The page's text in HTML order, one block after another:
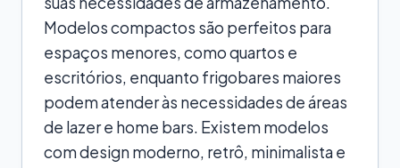
Modelos compactos são perfeitos para
espaços menores, como quartos e
escritórios, enquanto frigobares maiores
podem atender às necessidades de áreas
de lazer e home bars. Existem modelos
com design moderno, retrô, minimalista e